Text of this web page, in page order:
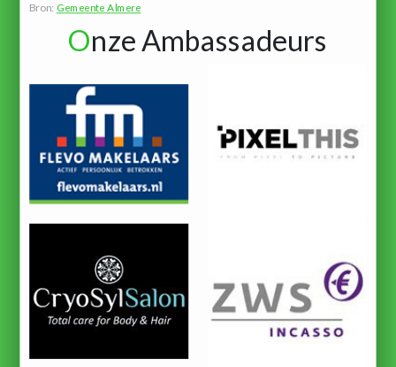
Bron: Gemeente Almere
Onze Ambassadeurs